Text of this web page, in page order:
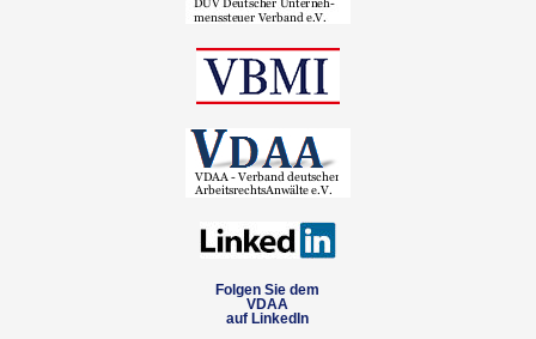
Folgen Sie dem
VDAA
auf LinkedIn